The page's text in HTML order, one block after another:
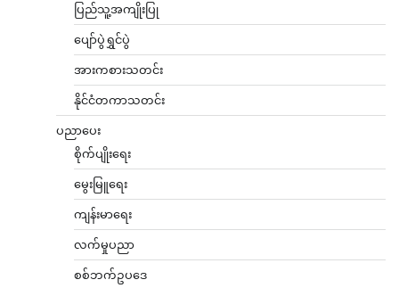
ပြည်သူ့အကျိုးပြု
ပျော်ပွဲရွှင်ပွဲ
အားကစားသတင်း
နိုင်ငံတကာသတင်း
ပညာပေး
စိုက်ပျိုးရေး
မွေးမြူရေး
ကျန်းမာရေး
လက်မှုပညာ
စစ်ဘက်ဥပဒေ